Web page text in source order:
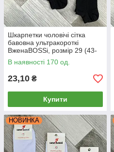
Шкарпетки чоловічі сітка
бавовна ультракороткі
ВженаBOSSi, розмір 29 (43-
44), чорні, 12111
В наявності 170 од.
23,10 ₴
Купити
НОВИНКА